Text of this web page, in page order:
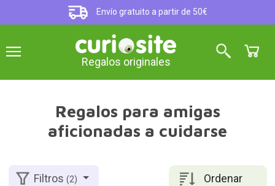
Envío gratuito a partir de 50€
Regalos originales
Regalos para amigas
aficionadas a cuidarse
Ordenar
Filtros(2)